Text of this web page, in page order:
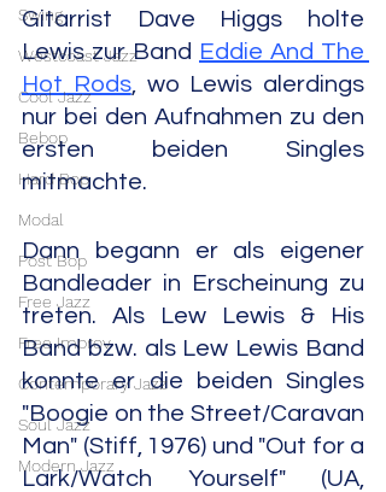
Swing
Westcoast Jazz
Cool Jazz
Bebop
Hard Bop
Modal
Post Bop
Free Jazz
Free Improv
Contemporary Jazz
Soul Jazz
Modern Jazz
Gitarrist Dave Higgs holte
Lewis zur Band Eddie And The
Hot Rods, wo Lewis alerdings
nur bei den Aufnahmen zu den
ersten beiden Singles
mitmachte.
Dann begann er als eigener
Bandleader in Erscheinung zu
treten. Als Lew Lewis & His
Band bzw. als Lew Lewis Band
konnte er die beiden Singles
"Boogie on the Street/Caravan
Man" (Stiff, 1976) und "Out for a
Lark/Watch Yourself" (UA,